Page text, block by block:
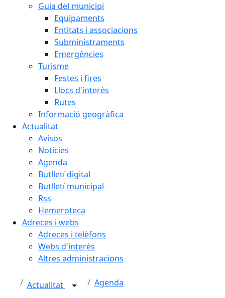
Guia del municipi
Equipaments
Entitats i associacions
Subministraments
Emergències
Turisme
Festes i fires
Llocs d'interès
Rutes
Informació geogràfica
Actualitat
Avisos
Notícies
Agenda
Butlletí digital
Butlletí municipal
Rss
Hemeroteca
Adreces i webs
Adreces i telèfons
Webs d'interès
Altres administracions
Actualitat Agenda